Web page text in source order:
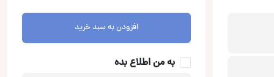
افزودن به سبد خرید
به من اطلاع بده